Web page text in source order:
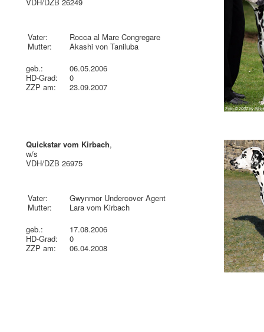
Vater:
Mutter:
geb.:
HD-Grad:
ZZP am:
Rocca al Mare Congregare
Akashi von Taniluba
06.05.2006
0
23.09.2007
Quickstar vom Kirbach,
w/s
VDH/DZB 26975
Vater:
Mutter:
geb.:
HD-Grad:
ZZP am:
Gwynmor Undercover Agent
Lara vom Kirbach
17.08.2006
0
06.04.2008